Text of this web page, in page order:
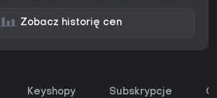
Zobacz historię cen
Keyshopy Subskrypcje O